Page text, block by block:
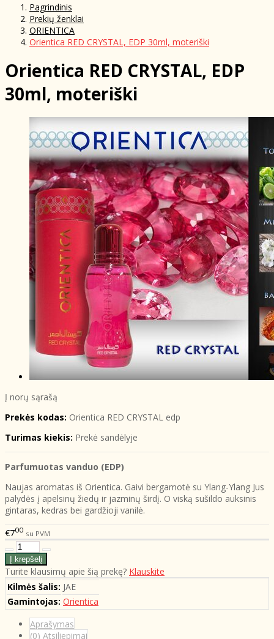
Pagrindinis
Prekių ženklai
ORIENTICA
Orientica RED CRYSTAL, EDP 30ml, moteriški
Orientica RED CRYSTAL, EDP
30ml, moteriški
Į norų sąrašą
Prekės kodas: Orientica RED CRYSTAL edp
Turimas kiekis: Prekė sandėlyje
Parfumuotas vanduo (EDP)
Naujas aromatas iš Orientica. Gaivi bergamotė su Ylang-Ylang Jus
palydės į apelsinų žiedų ir jazminų širdį. O viską sušildo auksinis
gintaras, kedras bei gardžioji vanilė.
€700 su PVM
Turite klausimų apie šią prekę? Klauskite
Kilmės šalis: JAE
Gamintojas: Orientica
Aprašymas
(0) Atsiliepimai